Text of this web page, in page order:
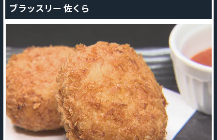
ブラッスリー 佐くら